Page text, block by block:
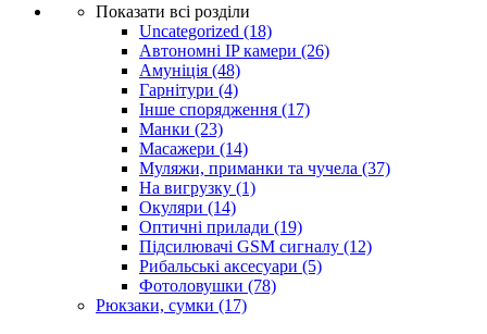
Показати всі розділи
Uncategorized (18)
Автономні IP камери (26)
Амуніція (48)
Гарнітури (4)
Інше спорядження (17)
Манки (23)
Масажери (14)
Муляжи, приманки та чучела (37)
На вигрузку (1)
Окуляри (14)
Оптичні прилади (19)
Підсилювачі GSM сигналу (12)
Рибальські аксесуари (5)
Фотоловушки (78)
Рюкзаки, сумки (17)